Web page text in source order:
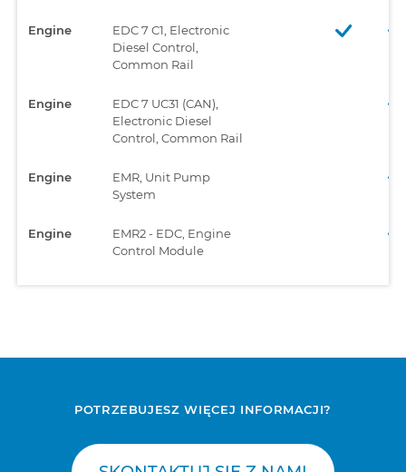
Engine
EDC 7 C1, Electronic
Diesel Control,
Common Rail
Engine
EDC 7 UC31 (CAN),
Electronic Diesel
Control, Common Rail
Engine
EMR, Unit Pump
System
Engine
EMR2 - EDC, Engine
Control Module
POTRZEBUJESZ WIĘCEJ INFORMACJI?